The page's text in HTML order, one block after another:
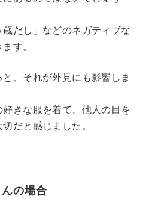
だし」などのネガティブな
す。
、それが外見にも影響しま
きな服を着て、他人の目を
だと感じました。
の場合